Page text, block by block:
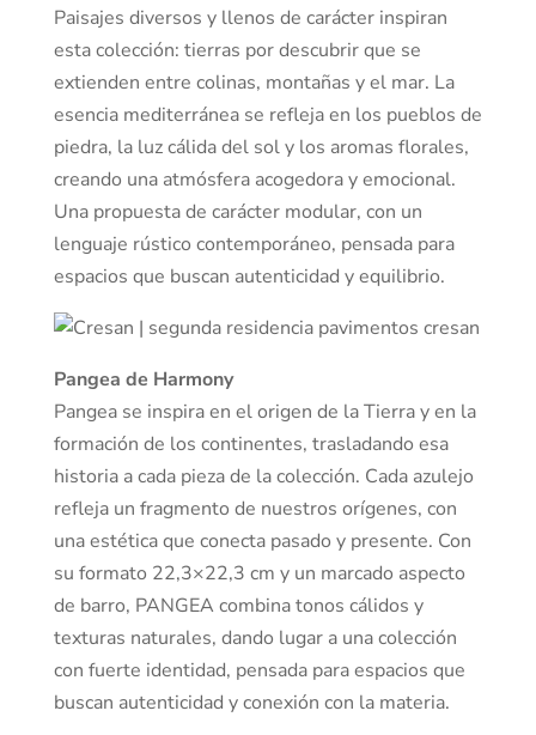
Paisajes diversos y llenos de carácter inspiran
esta colección: tierras por descubrir que se
extienden entre colinas, montañas y el mar. La
esencia mediterránea se refleja en los pueblos de
piedra, la luz cálida del sol y los aromas florales,
creando una atmósfera acogedora y emocional.
Una propuesta de carácter modular, con un
lenguaje rústico contemporáneo, pensada para
espacios que buscan autenticidad y equilibrio.
Pangea de Harmony
Pangea se inspira en el origen de la Tierra y en la
formación de los continentes, trasladando esa
historia a cada pieza de la colección. Cada azulejo
refleja un fragmento de nuestros orígenes, con
una estética que conecta pasado y presente. Con
su formato 22,3×22,3 cm y un marcado aspecto
de barro, PANGEA combina tonos cálidos y
texturas naturales, dando lugar a una colección
con fuerte identidad, pensada para espacios que
buscan autenticidad y conexión con la materia.